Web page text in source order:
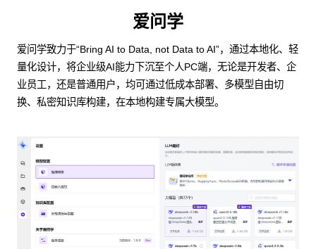
爱问学
爱问学致力于“Bring AI to Data, not Data to AI”，通过本地化、轻
量化设计，将企业级AI能力下沉至个人PC端，无论是开发者、企
业员工，还是普通用户，均可通过低成本部署、多模型自由切
换、私密知识库构建，在本地构建专属大模型。